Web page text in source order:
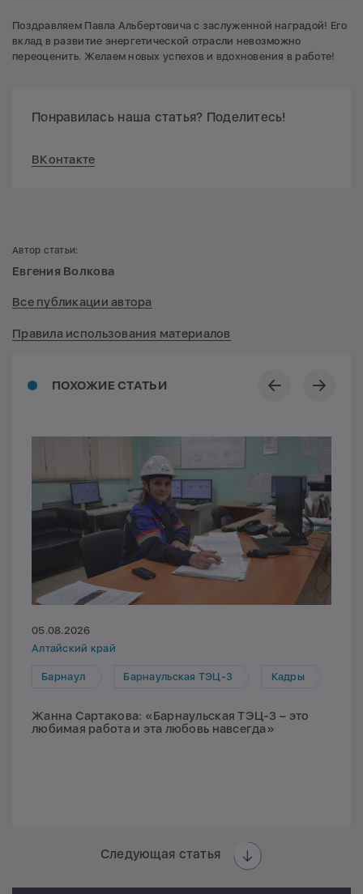
Поздравляем Павла Альбертовича с заслуженной наградой! Его
вклад в развитие энергетической отрасли невозможно
переоценить. Желаем новых успехов и вдохновения в работе!
Понравилась наша статья? Поделитесь!
ВКонтакте
ПОХОЖИЕ СТАТЬИ
05.08.2026
Алтайский край
Барнаул Барнаульская ТЭЦ-3 Кадры
Жанна Сартакова: «Барнаульская ТЭЦ-3 – это
любимая работа и эта любовь навсегда»
Следующая статья
Автор статьи:
Евгения Волкова
Все публикации автора
Правила использования материалов